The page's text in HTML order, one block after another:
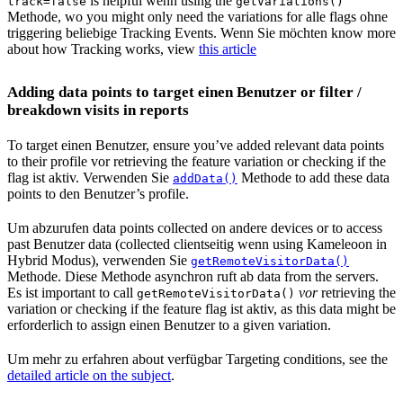
Methode, wo you might only need the variations for alle flags ohne
triggering beliebige Tracking Events. Wenn Sie möchten know more
about how Tracking works, view this article
Adding data points to target einen Benutzer or filter /
breakdown visits in reports
To target einen Benutzer, ensure you’ve added relevant data points
to their profile vor retrieving the feature variation or checking if the
flag ist aktiv. Verwenden Sie addData() Methode to add these data
points to den Benutzer’s profile.
Um abzurufen data points collected on andere devices or to access
past Benutzer data (collected clientseitig wenn using Kameleoon in
Hybrid Modus), verwenden Sie getRemoteVisitorData()
Methode. Diese Methode asynchron ruft ab data from the servers.
Es ist important to call getRemoteVisitorData() vorretrieving the
variation or checking if the feature flag ist aktiv, as this data might be
erforderlich to assign einen Benutzer to a given variation.
Um mehr zu erfahren about verfügbar Targeting conditions, see the
detailed article on the subject.